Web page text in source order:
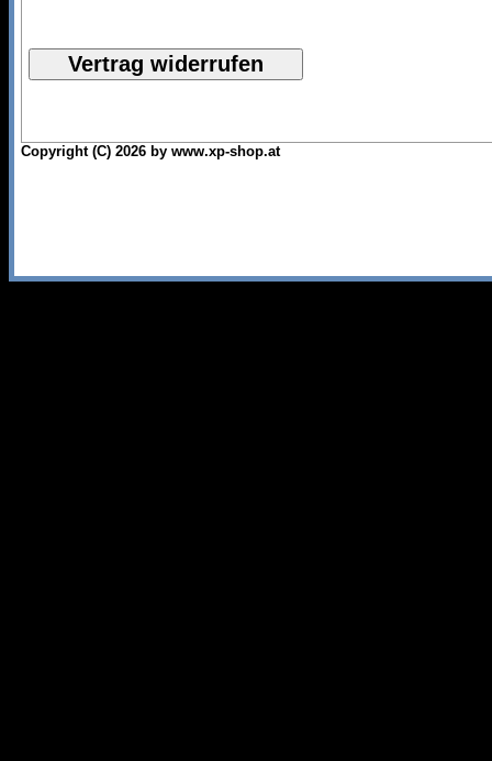
Copyright (C) 2026 by www.xp-shop.at